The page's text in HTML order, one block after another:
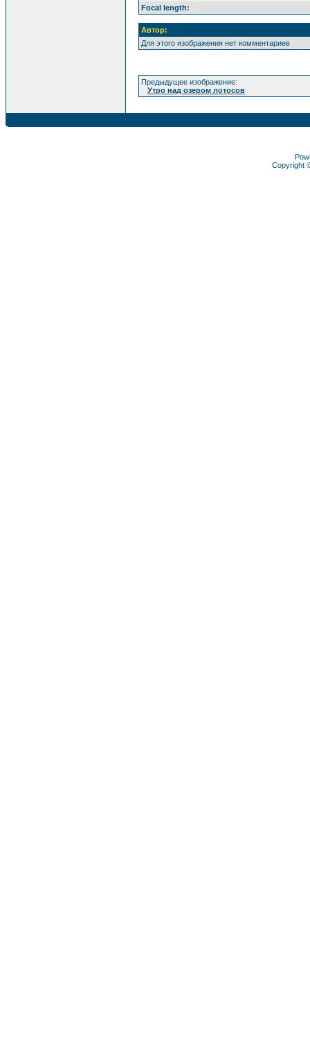
Focal length:
Автор:
Для этого изображения нет комментариев
Предыдущее изображение:
Утро над озером лотосов
Copyright